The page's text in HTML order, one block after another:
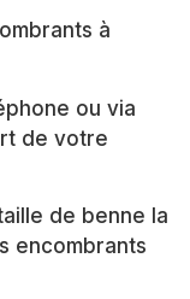
à
ou via
de votre
de benne la
encombrants